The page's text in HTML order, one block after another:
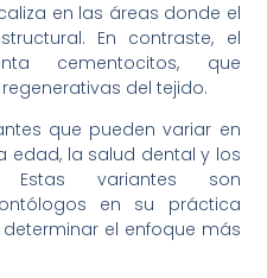
en las áreas donde el
En contraste, el
cementocitos, que
del tejido.
que pueden variar en
edad, la salud dental y los
Estas variantes son
en su práctica
el enfoque más